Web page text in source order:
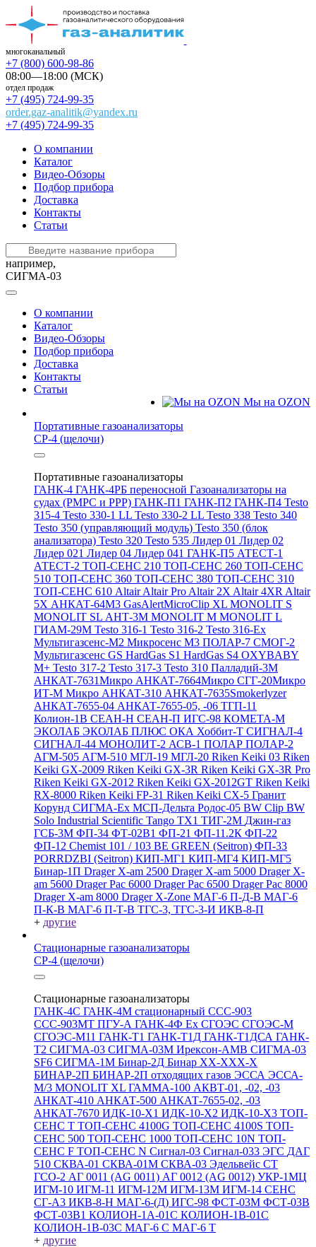
многоканальный
+7 (800) 600-98-86
08:00—18:00 (МСК)
отдел продаж
+7 (495) 724-99-35
order.gaz-analitik@yandex.ru
+7 (495) 724-99-35
О компании
Каталог
Видео-Обзоры
Подбор прибора
Доставка
Контакты
Статьи
например,
СИГМА-03
О компании
Каталог
Видео-Обзоры
Подбор прибора
Доставка
Контакты
Статьи
Мы на OZON
Портативные газоанализаторы
СР-4 (щелочи)
Портативные газоанализаторы
ГАНК-4 ГАНК-4РБ переносной Газоанализаторы на
судах (РМРС и РРР) ГАНК-П1 ГАНК-П2 ГАНК-П4 Testo
315-4 Testo 330-1 LL Testo 330-2 LL Testo 338 Testo 340
Testo 350 (управляющий модуль) Testo 350 (блок
анализатора) Testo 320 Testo 535 Лидер 01 Лидер 02
Лидер 021 Лидер 04 Лидер 041 ГАНК-П5 АТЕСТ-1
АТЕСТ-2 ТОП-СЕНС 210 ТОП-СЕНС 260 ТОП-СЕНС
510 ТОП-СЕНС 360 ТОП-СЕНС 380 ТОП-СЕНС 310
ТОП-СЕНС 610 AltairAltair Pro Altair 2X Altair 4XR Altair
5X АНКАТ-64М3 GasAlertMicroClip XL MONOLIT S
MONOLIT SL АНТ-3М MONOLIT M MONOLIT L
ГИАМ-29М Testo 316-1 Testo 316-2 Testo 316-Ex
Мультигазсенс-М2 Микросенс М3 ПОЛАР-7 СМОГ-2
Мультигазсенс GS HardGas S1 HardGas S4 OXYBABY
M+ Testo 317-2 Testo 317-3 Testo 310 Палладий-3М
АНКАТ-7631Микро АНКАТ-7664Микро СГГ-20Микро
ИТ-М Микро АНКАТ-310 АНКАТ-7635Smokerlyzer
АНКАТ-7655-04 АНКАТ-7655-05, -06 ТГП-11
Колион-1В СЕАН-Н СЕАН-П ИГС-98 КОМЕТА-М
ЭКОЛАБ ЭКОЛАБ ПЛЮС ОКА Хоббит-Т СИГНАЛ-4
СИГНАЛ-44 МОНОЛИТ-2 АСВ-1 ПОЛАР ПОЛАР-2
АГМ-505 АГМ-510 МГЛ-19 МГЛ-20 Riken Keiki 03 Riken
Keiki GX-2009 Riken Keiki GX-3R Riken Keiki GX-3R Pro
Riken Keiki GX-2012 Riken Keiki GX-2012GT Riken Keiki
RX-8000 Riken Keiki FP-31 Riken Keiki CX-5 Гранит
Корунд СИГМА-Ех МСП-Дельта Родос-05 BW Clip BW
Solo Industrial Scientific Tango TX1 ТИГ-2М Джин-газ
ГСБ-3М ФП-34 ФТ-02В1 ФП-21 ФП-11.2К ФП-22
ФП-12 Chemist 101 / 103 BE GREEN (Seitron) ФП-33
PORRDZBI (Seitron) КИП-МГ1 КИП-МГ4 КИП-МГ5
Бинар-1П Drager X-am 2500 Drager X-am 5000 Drager X-
am 5600 Drager Pac 6000 Drager Pac 6500 Drager Pac 8000
Drager X-am 8000 Drager X-Zone МАГ-6 П-Д-В МАГ-6
П-К-В МАГ-6 П-Т-В ТГС-3, ТГС-3-И ИКВ-8-П
+ другие
Стационарные газоанализаторы
СР-4 (щелочи)
Стационарные газоанализаторы
ГАНК-4С ГАНК-4М стационарный ССС-903
ССС-903МТ ПГУ-А ГАНК-4Ф Ex СГОЭС СГОЭС-М
СГОЭС-М11 ГАНК-Т1 ГАНК-Т1Д ГАНК-Т1ДСА ГАНК-
Т2 СИГМА-03 СИГМА-03М Ирексон-АМВ СИГМА-03
SF6 СИГМА-1М Бинар-2Д Бинар ХХ-ХХХ-Х
БИНАР-2П БИНАР-2П отходящих газов ЭССА ЭССА-
М/3 MONOLIT XL ГАММА-100 АКВТ-01, -02, -03
АНКАТ-410 АНКАТ-500 АНКАТ-7655-02, -03
АНКАТ-7670 ИДК-10-Х1 ИДК-10-Х2 ИДК-10-Х3 ТОП-
СЕНС Т ТОП-СЕНС 4100G ТОП-СЕНС 4100S ТОП-
СЕНС 500 ТОП-СЕНС 1000 ТОП-СЕНС 10N ТОП-
СЕНС F ТОП-СЕНС N Сигнал-03 Сигнал-033 ЭГС ДАГ
510 СКВА-01 СКВА-01М СКВА-03 Эдельвейс СТ
ГСО-2 АГ 0011 (AG 0011) АГ 0012 (AG 0012) УКР-1МЦ
ИГМ-10 ИГМ-11 ИГМ-12М ИГМ-13М ИГМ-14 СЕНС
СГ-А3 ИКВ-8-Н МАГ-6-(Д) ИГС-98 ФСТ-03М ФСТ-03В
ФСТ-03В1 КОЛИОН-1А-01С КОЛИОН-1В-01С
КОЛИОН-1В-03С МАГ-6 С МАГ-6 Т
+ другие